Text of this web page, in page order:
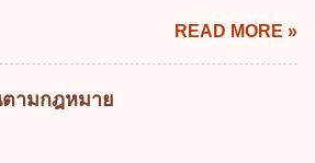
ก. เป็นไปตามความต้องการของชุมชน
ป็นรายได้ขององค์กรปกครองส่วนท้อง
เหตุจำเป็นหรือเหตุฉุกเฉินที่มิอาจหลีก
หารงาน การให้บริการ การบูรณาการ
าครัฐ ค. วิธีการนำสัญลักษณ์ศูนย์และ
พื่อใช้สร้างระบบต่าง ๆ ง. สำนักงาน
ฐบาลดิจิทัล (องค์การมหาชน) ข้อ 2
ารงานภาครัฐและการจัดทำบริการ
READ MORE »
ตามกฎหมาย